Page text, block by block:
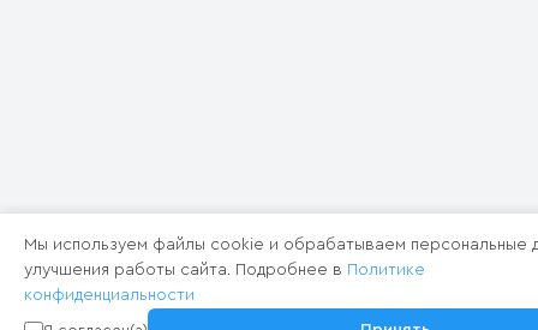
Мы используем файлы cookie и обрабатываем персональные
улучшения работы сайта. Подробнее в Политике
конфиденциальности